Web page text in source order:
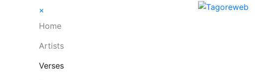
×
Home
Artists
Verses